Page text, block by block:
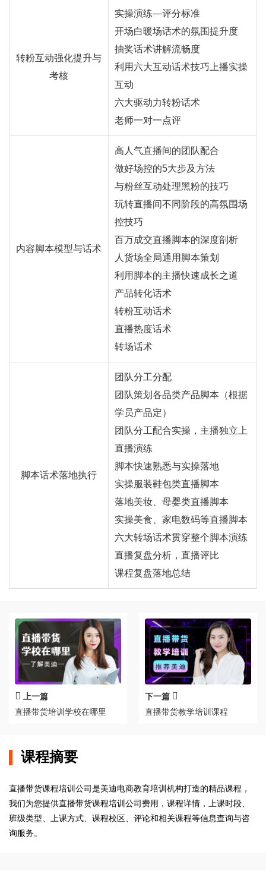
转粉互动强化提升与
考核
实操演练—评分标准
开场白暖场话术的氛围提升度
抽奖话术讲解流畅度
利用六大互动话术技巧上播实操
互动
六大驱动力转粉话术
老师一对一点评
内容脚本模型与话术
高人气直播间的团队配合
做好场控的5大步及方法
与粉丝互动处理黑粉的技巧
玩转直播间不同阶段的高氛围场
控技巧
百万成交直播脚本的深度剖析
人货场全局通用脚本策划
利用脚本的主播快速成长之道
产品转化话术
转粉互动话术
直播热度话术
转场话术
脚本话术落地执行
团队分工分配
团队策划各品类产品脚本（根据
学员产品定）
团队分工配合实操，主播独立上
直播演练
脚本快速熟悉与实操落地
实操服装鞋包类直播脚本
落地美妆、母婴类直播脚本
实操美食、家电数码等直播脚本
六大转场话术贯穿整个脚本演练
直播复盘分析，直播评比
课程复盘落地总结
上一篇
直播带货培训学校在哪里
下一篇
直播带货教学培训课程
课程摘要
直播带货课程培训公司是美迪电商教育培训机构打造的精品课程，
我们为您提供直播带货课程培训公司费用，课程详情，上课时段、
班级类型、上课方式、课程校区、评论和相关课程等信息查询与咨
询服务。